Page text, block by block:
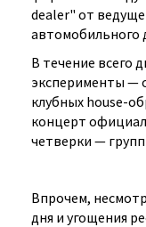
dealer" от
автомобильного
В течение всего
эксперименты —
клубных house-
концерт
четверки —
Впрочем,
дня и угощения